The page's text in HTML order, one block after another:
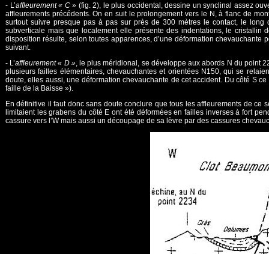
- L’affleurement « C » (fig. 2), le plus occidental, dessine un synclinal assez
affleurements précédents. On en suit le prolongement vers le N, à flanc de
surtout suivre presque pas à pas sur près de 300 mètres le contact, le
subverticale mais que localement elle présente des indentations, le cristallin
disposition résulte, selon toutes apparences, d’une déformation chevauchante
suivant.
- L’affleurement « D », le plus méridional, se développe aux abords N du point
plusieurs failles élémentaires, chevauchantes et orientées N150, qui se
doute, elles aussi, une déformation chevauchante de cet accident. Du côté S
faille de la Baisse »).
En définitive il faut donc sans doute conclure que tous les affleurements de
limitaient les grabens du côté E ont été déformées en failles inverses à fort
cassure vers l’W mais aussi un découpage de sa lèvre par des cassures